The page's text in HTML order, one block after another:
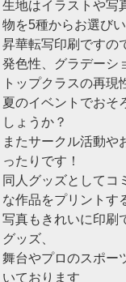
生地はイラストや写
物を5種からお選び
昇華転写印刷ですの
発色性、グラデーシ
トップクラスの再現
夏のイベントでおそ
しょうか？
またサークル活動や
ったりです！
同人グッズとしてコ
な作品をプリントす
写真もきれいに印刷
グッズ、
舞台やプロのスポー
いております